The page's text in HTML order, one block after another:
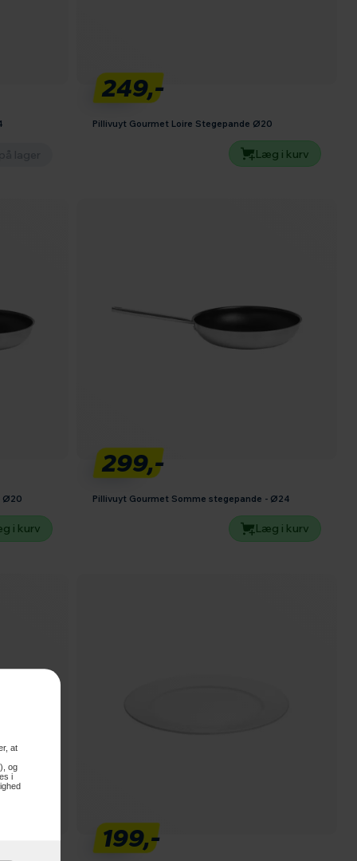
at
og
i
249,-
Pillivuyt Gourmet Loire Stegepande Ø20
Læg i kurv
Ø20
i kurv
299,-
Pillivuyt Gourmet Somme stegepande - Ø24
Læg i kurv
199,-